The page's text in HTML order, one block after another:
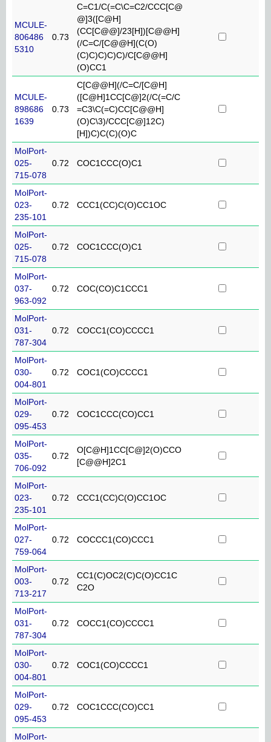
MCULE-
806486
5310
0.73
C=C1/C(=C\C=C2/CCC[C@
@]3([C@H]
(CC[C@@]/23[H])[C@@H]
(/C=C/[C@@H](C(O)
(C)C)C)C)C)/C[C@@H]
(O)CC1
MCULE-
898686
1639
0.73
C[C@@H](/C=C/[C@H]
([C@H]1CC[C@]2(/C(=C/C
=C3\C(=C)CC[C@@H]
(O)C\3)/CCC[C@]12C)
[H])C)C(C)(O)C
MolPort-
025-
715-078
0.72 COC1CCC(O)C1
MolPort-
023-
235-101
0.72 CCC1(CC)C(O)CC1OC
MolPort-
025-
715-078
0.72 COC1CCC(O)C1
MolPort-
037-
963-092
0.72 COC(CO)C1CCC1
MolPort-
031-
787-304
0.72 COCC1(CO)CCCC1
MolPort-
030-
004-801
0.72 COC1(CO)CCCC1
MolPort-
029-
095-453
0.72 COC1CCC(CO)CC1
MolPort-
035-
706-092
0.72
O[C@H]1CC[C@]2(O)CCO
[C@@H]2C1
MolPort-
023-
235-101
0.72 CCC1(CC)C(O)CC1OC
MolPort-
027-
759-064
0.72 COCCC1(CO)CCC1
MolPort-
003-
713-217
0.72
CC1(C)OC2(C)C(O)CC1C
C2O
MolPort-
031-
787-304
0.72 COCC1(CO)CCCC1
MolPort-
030-
004-801
0.72 COC1(CO)CCCC1
MolPort-
029-
095-453
0.72 COC1CCC(CO)CC1
MolPort-